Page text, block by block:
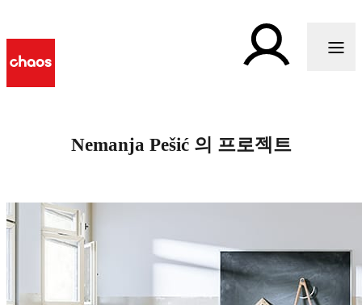
Nemanja Pešić 의 프로젝트